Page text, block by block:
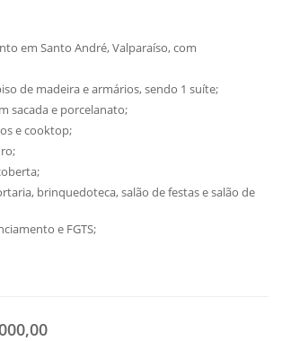
em Santo André, Valparaíso, com
de madeira e armários, sendo 1 suíte;
sacada e porcelanato;
e cooktop;
brinquedoteca, salão de festas e salão de
e FGTS;